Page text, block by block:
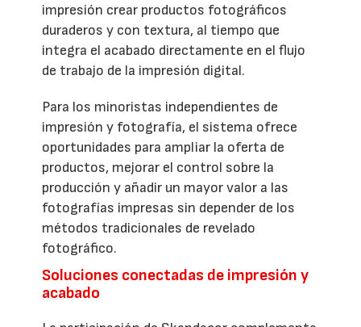
impresión crear productos fotográficos
duraderos y con textura, al tiempo que
integra el acabado directamente en el flujo
de trabajo de la impresión digital.
Para los minoristas independientes de
impresión y fotografía, el sistema ofrece
oportunidades para ampliar la oferta de
productos, mejorar el control sobre la
producción y añadir un mayor valor a las
fotografías impresas sin depender de los
métodos tradicionales de revelado
fotográfico.
Soluciones conectadas de impresión y
acabado